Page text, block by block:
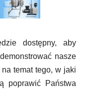
dostępny, aby
nasze
temat tego, w jaki
poprawić Państwa